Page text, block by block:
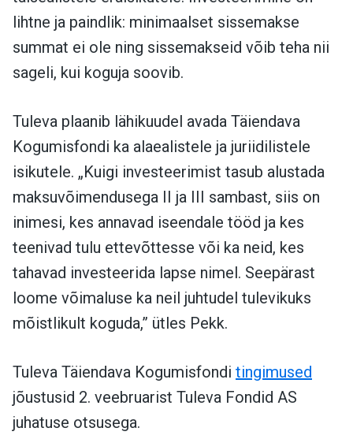
lihtne ja paindlik: minimaalset sissemakse
summat ei ole ning sissemakseid võib teha nii
sageli, kui koguja soovib.
Tuleva plaanib lähikuudel avada Täiendava
Kogumisfondi ka alaealistele ja juriidilistele
isikutele. „Kuigi investeerimist tasub alustada
maksuvõimendusega II ja III sambast, siis on
inimesi, kes annavad iseendale tööd ja kes
teenivad tulu ettevõttesse või ka neid, kes
tahavad investeerida lapse nimel. Seepärast
loome võimaluse ka neil juhtudel tulevikuks
mõistlikult koguda,” ütles Pekk.
Tuleva Täiendava Kogumisfondi tingimused
jõustusid 2. veebruarist Tuleva Fondid AS
juhatuse otsusega.